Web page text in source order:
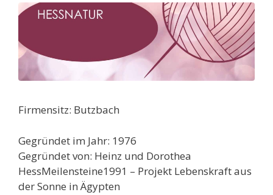
Firmensitz: Butzbach
Gegründet im Jahr: 1976
Gegründet von: Heinz und Dorothea
HessMeilensteine1991 – Projekt Lebenskraft aus
der Sonne in Ägypten